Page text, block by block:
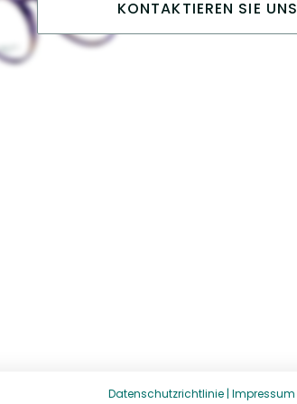
KONTAKTIEREN SIE UNS
Datenschutzrichtlinie | Impressum